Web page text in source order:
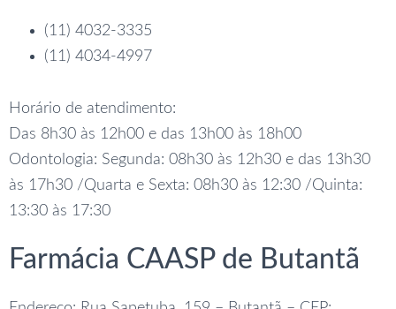
(11) 4032-3335
(11) 4034-4997
Horário de atendimento:
Das 8h30 às 12h00 e das 13h00 às 18h00
Odontologia: Segunda: 08h30 às 12h30 e das 13h30
às 17h30 /Quarta e Sexta: 08h30 às 12:30 /Quinta:
13:30 às 17:30
Farmácia CAASP de Butantã